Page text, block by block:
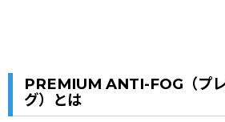
PREMIUM ANTI-FOG（プレ
グ）とは